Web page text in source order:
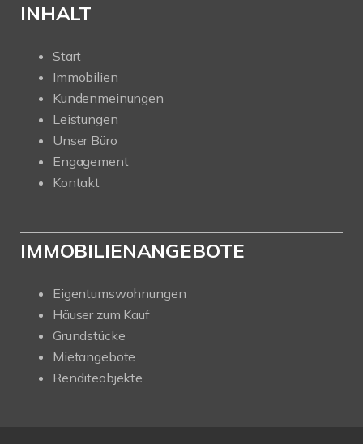
INHALT
Start
Immobilien
Kundenmeinungen
Leistungen
Unser Büro
Engagement
Kontakt
IMMOBILIENANGEBOTE
Eigentumswohnungen
Häuser zum Kauf
Grundstücke
Mietangebote
Renditeobjekte